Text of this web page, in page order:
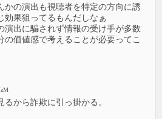
かの演出も視聴者を特定の方向に誘
効果狙ってるもんだしなぁ
演出に騙されず情報の受け手が多数
の価値感で考えることが必要ってこ
から詐欺に引っ掛かる。